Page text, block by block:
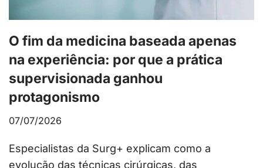
O fim da medicina baseada apenas
na experiência: por que a prática
supervisionada ganhou
protagonismo
07/07/2026
Especialistas da Surg+ explicam como a
evolução das técnicas cirúrgicas, das